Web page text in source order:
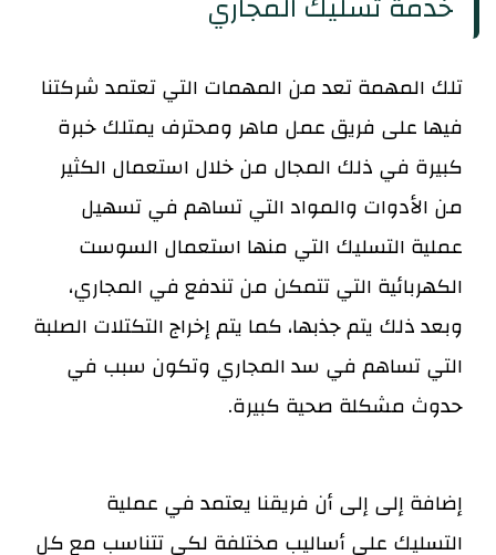
تلك المهمة تعد من المهمات التي تعتمد شركتنا
فيها على فريق عمل ماهر ومحترف يمتلك خبرة
كبيرة في ذلك المجال من خلال استعمال الكثير
من الأدوات والمواد التي تساهم في تسهيل
عملية التسليك التي منها استعمال السوست
الكهربائية التي تتمكن من تندفع في المجاري،
وبعد ذلك يتم جذبها، كما يتم إخراج التكتلات الصلبة
التي تساهم في سد المجاري وتكون سبب في
حدوث مشكلة صحية كبيرة.
إضافة إلى إلى أن فريقنا يعتمد في عملية
التسليك على أساليب مختلفة لكي تتناسب مع كل